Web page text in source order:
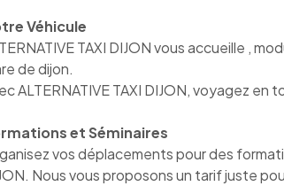
Véhicule
TAXI DIJON vous accueille ,
de dijon.
ALTERNATIVE TAXI DIJON, voyagez
et Séminaires
vos déplacements pour des
Nous vous proposons un tarif juste